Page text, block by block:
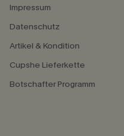
Impressum
Datenschutz
Artikel & Kondition
Cupshe Lieferkette
Botschafter Programm